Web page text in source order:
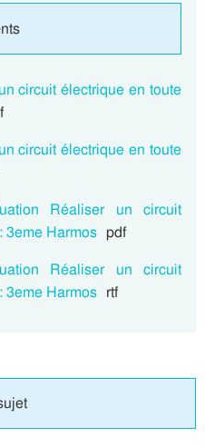
circuit électrique en toute
circuit électrique en toute
Réaliser un circuit
3eme Harmos pdf
Réaliser un circuit
3eme Harmos rtf